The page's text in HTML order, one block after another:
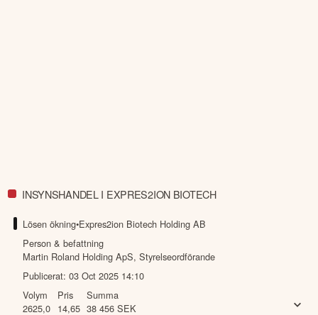
INSYNSHANDEL I EXPRES2ION BIOTECH
Lösen ökning•Expres2ion Biotech Holding AB
Person & befattning
Martin Roland Holding ApS,Styrelseordförande
Publicerat:03 Oct 2025 14:10
Volym
2625,0
Pris
14,65
Summa
38 456 SEK